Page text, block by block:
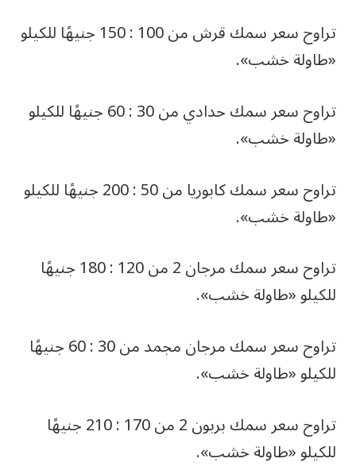
تراوح سعر سمك قرش من 100 : 150 جنيهًا للكيلو
«طاولة خشب».
تراوح سعر سمك حدادي من 30 : 60 جنيهًا للكيلو
«طاولة خشب».
تراوح سعر سمك كابوريا من 50 : 200 جنيهًا للكيلو
«طاولة خشب».
تراوح سعر سمك مرجان 2 من 120 : 180 جنيهًا
للكيلو «طاولة خشب».
تراوح سعر سمك مرجان مجمد من 30 : 60 جنيهًا
للكيلو «طاولة خشب».
تراوح سعر سمك بربون 2 من 170 : 210 جنيهًا
للكيلو «طاولة خشب».